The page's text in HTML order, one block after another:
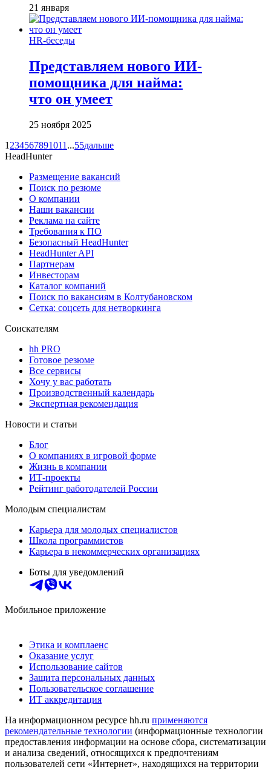
21 января
HR-беседы
Представляем нового ИИ-
помощника для найма:
что он умеет
25 ноября 2025
1 234567891011 ...55дальше
HeadHunter
Размещение вакансий
Поиск по резюме
О компании
Наши вакансии
Реклама на сайте
Требования к ПО
Безопасный HeadHunter
HeadHunter API
Партнерам
Инвесторам
Каталог компаний
Поиск по вакансиям в Колтубановском
Сетка: соцсеть для нетворкинга
Соискателям
hh PRO
Готовое резюме
Все сервисы
Хочу у вас работать
Производственный календарь
Экспертная рекомендация
Новости и статьи
Блог
О компаниях в игровой форме
Жизнь в компании
ИТ-проекты
Рейтинг работодателей России
Молодым специалистам
Карьера для молодых специалистов
Школа программистов
Карьера в некоммерческих организациях
Боты для уведомлений
Мобильное приложение
Этика и комплаенс
Оказание услуг
Использование сайтов
Защита персональных данных
Пользовательское соглашение
ИТ аккредитация
На информационном ресурсе hh.ru применяются
рекомендательные технологии (информационные технологии
предоставления информации на основе сбора, систематизации
и анализа сведений, относящихся к предпочтениям
пользователей сети «Интернет», находящихся на территории